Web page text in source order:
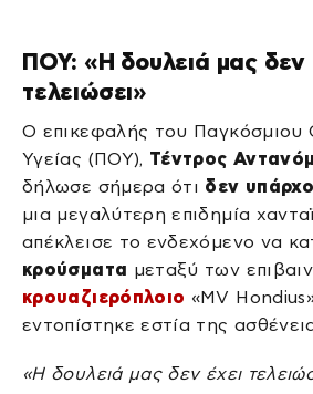
ΠΟΥ: «Η δουλειά μας δεν
τελειώσει»
Ο επικεφαλής του Παγκόσμιου
Υγείας (ΠΟΥ), Τέντρος
δήλωσε σήμερα ότι δεν
μια μεγαλύτερη επιδημία
απέκλεισε το ενδεχόμενο να
κρούσματα μεταξύ των
κρουαζιερόπλοιο «MV
εντοπίστηκε εστία της
«Η δουλειά μας δεν έχει